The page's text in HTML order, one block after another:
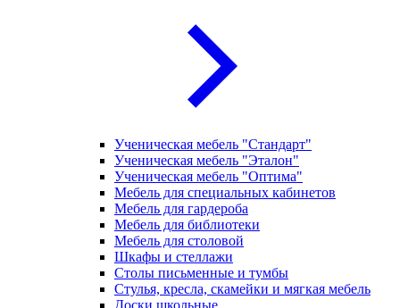
Ученическая мебель "Стандарт"
Ученическая мебель "Эталон"
Ученическая мебель "Оптима"
Мебель для специальных кабинетов
Мебель для гардероба
Мебель для библиотеки
Мебель для столовой
Шкафы и стеллажи
Столы письменные и тумбы
Стулья, кресла, скамейки и мягкая мебель
Доски школьные